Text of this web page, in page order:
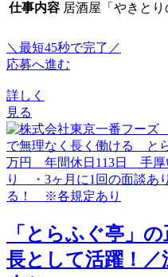
仕事内容 居酒屋「やきと
＼最短45秒で完了／
応募へ進む
詳しく
見る
「とらふぐ亭」
長として活躍！